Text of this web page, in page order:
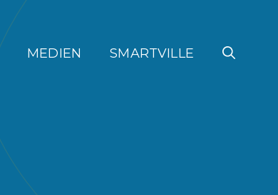
MEDIEN SMARTVILLE